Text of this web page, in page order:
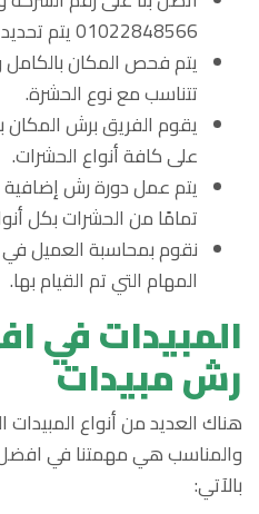
01022848566 يتم تحديد الموعد المناسب لك.
يتم فحص المكان بالكامل
تتناسب مع نوع الحشرة.
يقوم الفريق برش المكان
على كافة أنواع الحشرات.
يتم عمل دورة رش إضافية
تمامًا من الحشرات بكل
نقوم بمحاسبة العميل في
المهام التي تم القيام بها.
المبيدات في
رش مبيدات
هناك العديد من أنواع المبيدات
والمناسب هي مهمتنا في
بالآتي: